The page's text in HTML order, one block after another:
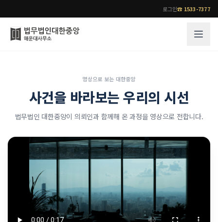
로그인☎ 1533-7377
법무법인 대한중앙의 강점
오시는 길
통합검색
성공사례
기업 인사이트
사례분석/최신동향
법률지식인
고객후기
업무분야
전체
전문 변호사
각 전문 변호사
소식/자료
영상으로 보는 대한중앙
사건을 바라보는 우리의 시선
법무법인 대한중앙이 의뢰인과 함께해 온 과정을 영상으로 전합니다.